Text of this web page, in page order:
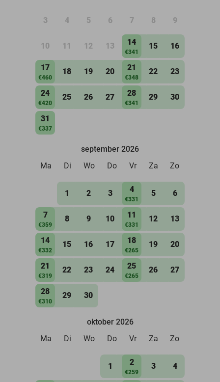
3 4 5 6 7 8 9
10 11 12 13 14
€341
15 16
17
€460
18 19 20 21
€348
22 23
24
€420
25 26 27 28
€341
29 30
31
€337
september 2026
Ma
Di Wo Do Vr Za Zo
1 2 3 4
€331
5 6
7
€359
8 9 10 11
€331
12 13
14
€332
15 16 17 18
€265
19 20
21
€319
22 23 24 25
€265
26 27
28
€310
29 30
oktober 2026
Ma
Di Wo Do Vr Za Zo
1 2
€259
3 4